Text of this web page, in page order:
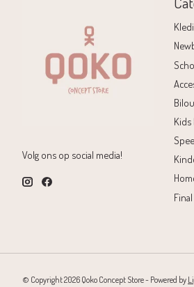
Volg ons op social media!
Bilou
Kids
© Copyright 2026 Qoko Concept Store - Powered by